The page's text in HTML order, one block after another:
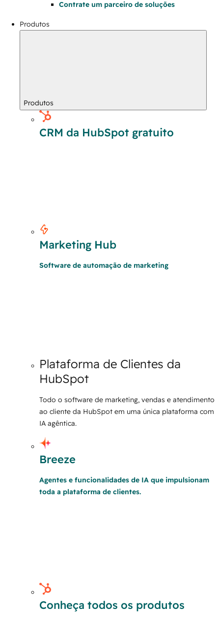
Contrate um parceiro de soluções
Produtos
Produtos
CRM da HubSpot gratuito
Marketing Hub
Software de automação de marketing
Plataforma de Clientes da
HubSpot
Todo o software de marketing, vendas e atendimento
ao cliente da HubSpot em uma única plataforma com
IA agêntica.
Breeze
Agentes e funcionalidades de IA que impulsionam
toda a plataforma de clientes.
Conheça todos os produtos